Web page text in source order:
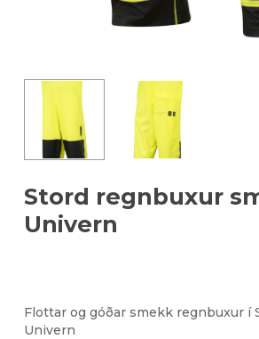
Stord regnbuxur
Univern
Flottar og góðar smekk regnbuxur í
Univern